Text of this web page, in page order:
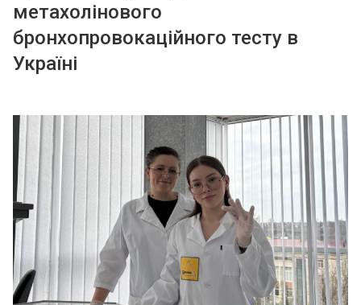
метахолінового
бронхопровокаційного тесту в
Україні